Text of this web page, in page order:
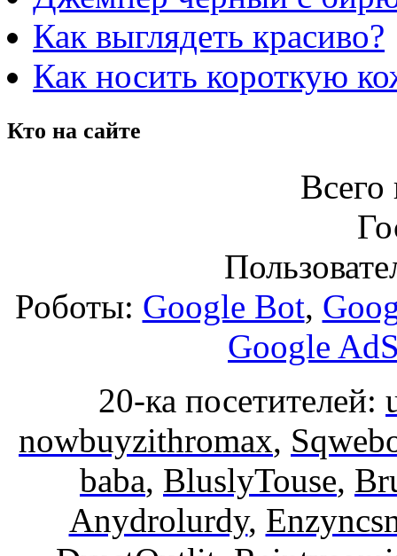
Как выглядеть красиво?
Как носить короткую
Кто на сайте
Всего
Роботы: Google Bot,
Google
20-ка посетителей:
nowbuyzithromax,
baba, BluslyTouse,
Anydrolurdy,